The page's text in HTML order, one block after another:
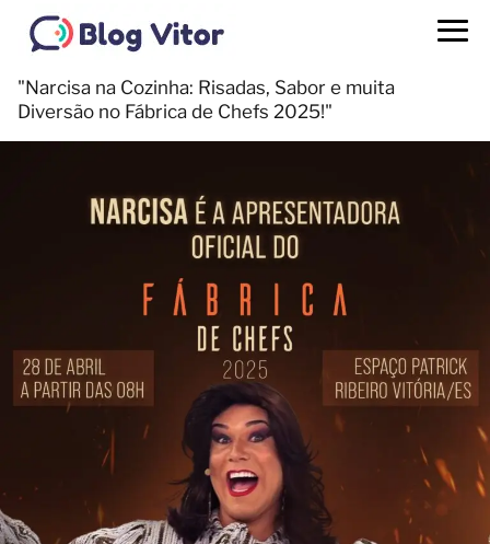
"Narcisa na Cozinha: Risadas, Sabor e muita
Diversão no Fábrica de Chefs 2025!"